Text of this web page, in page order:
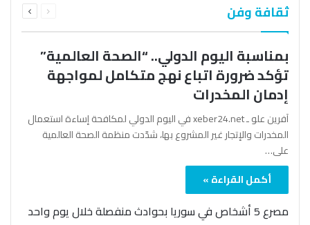
ثقافة وفن الصفحةالصفحة
بمناسبة اليوم الدولي.. “الصحة العالمية”
تؤكد ضرورة اتباع نهج متكامل لمواجهة
إدمان المخدرات
آفرين علو ـ xeber24.net في اليوم الدولي لمكافحة إساءة استعمال
المخدرات والإتجار غير المشروع بها، شدّدت منظمة الصحة العالمية
على…
أكمل القراءة »
مصرع 5 أشخاص في سوريا بحوادث منفصلة خلال يوم واحد